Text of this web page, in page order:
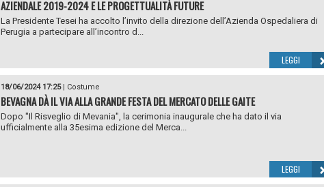
AZIENDALE 2019-2024 E LE PROGETTUALITÀ FUTURE
La Presidente Tesei ha accolto l’invito della direzione dell’Azienda Ospedaliera di
Perugia a partecipare all’incontro d...
LEGGI
18/06/2024 17:25| Costume
BEVAGNA DÀ IL VIA ALLA GRANDE FESTA DEL MERCATO DELLE GAITE
Dopo "Il Risveglio di Mevania", la cerimonia inaugurale che ha dato il via
ufficialmente alla 35esima edizione del Merca...
LEGGI